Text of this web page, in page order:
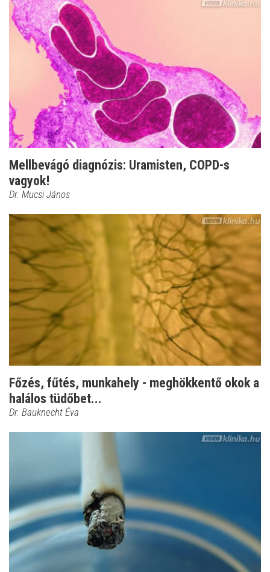
Mellbevágó diagnózis: Uramisten, COPD-s
vagyok!
Dr. Mucsi János
Főzés, fűtés, munkahely - meghökkentő okok a
halálos tüdőbet...
Dr. Bauknecht Éva